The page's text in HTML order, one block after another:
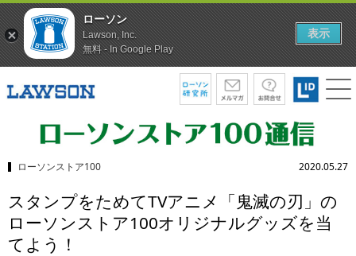
ローソンストア100 2020.05.27
スタンプをためてTVアニメ「鬼滅の刃」の
ローソンストア100オリジナルグッズを当
てよう！
ローソン
Lawson, Inc.
無料 - In Google Play
表示